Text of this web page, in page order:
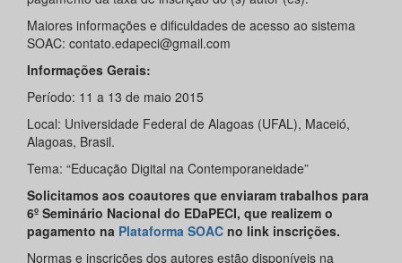
Maiores informações e dificuldades de acesso ao sistema
SOAC: contato.edapeci@gmail.com
Informações Gerais:
Período: 11 a 13 de maio 2015
Local: Universidade Federal de Alagoas (UFAL), Maceió,
Alagoas, Brasil.
Tema: “Educação Digital na Contemporaneidade”
Solicitamos aos coautores que enviaram trabalhos para
6º Seminário Nacional do EDaPECI, que realizem o
pagamento na Plataforma SOAC no link inscrições.
Normas e inscrições dos autores estão disponíveis na